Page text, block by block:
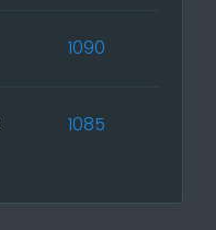
1090
1085